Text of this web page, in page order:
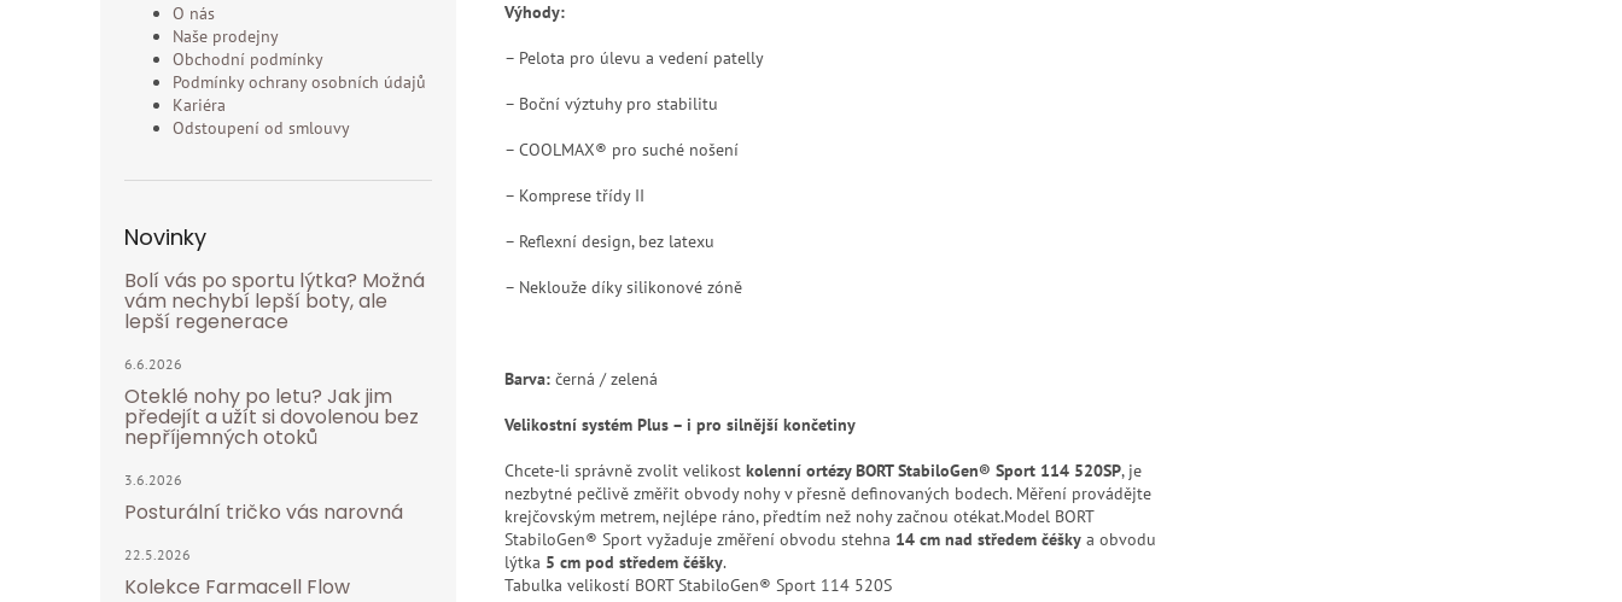
O nás
Naše prodejny
Obchodní podmínky
Podmínky ochrany osobních údajů
Kariéra
Odstoupení od smlouvy
Novinky
Bolí vás po sportu lýtka? Možná
vám nechybí lepší boty, ale
lepší regenerace
6.6.2026
Oteklé nohy po letu? Jak jim
předejít a užít si dovolenou bez
nepříjemných otoků
3.6.2026
Posturální tričko vás narovná
22.5.2026
Kolekce Farmacell Flow
Výhody:
– Pelota pro úlevu a vedení patelly
– Boční výztuhy pro stabilitu
– COOLMAX® pro suché nošení
– Komprese třídy II
– Reflexní design, bez latexu
– Neklouže díky silikonové zóně
Barva: černá / zelená
Velikostní systém Plus – i pro silnější končetiny
Chcete-li správně zvolit velikost kolenní ortézy BORT StabiloGen® Sport 114 520SP, je
nezbytné pečlivě změřit obvody nohy v přesně definovaných bodech. Měření provádějte
krejčovským metrem, nejlépe ráno, předtím než nohy začnou otékat.Model BORT
StabiloGen® Sport vyžaduje změření obvodu stehna 14 cm nad středem čéšky a obvodu
lýtka 5 cm pod středem čéšky.
Tabulka velikostí BORT StabiloGen® Sport 114 520S